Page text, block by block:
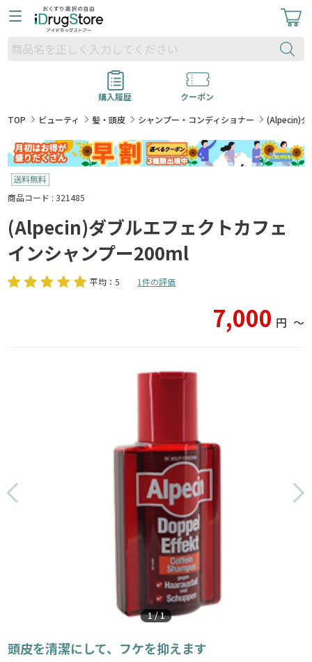
購入履歴
クーポン
TOP
ビューティ 髪・頭皮 シャンプー・コンディショナー (Alpecin)ダ
商品コード : 321485
(Alpecin)ダブルエフェクトカフェ
インシャンプー200ml
平均：5 1件の評価
7,000 円 〜
1/1
頭皮を清潔にして、フケを抑えます